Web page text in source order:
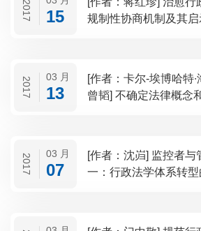
2017 15
规制性协商机制及其启
2017 03 月
13
[作者：卡尔-埃博哈特∙
曾韬] 不确定法律概
2017 03 月
07
[作者：沈岿] 监控者与管理者可否合
一：行政法学体系转